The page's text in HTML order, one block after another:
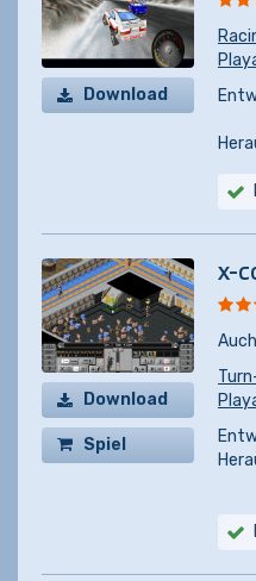
Download
Download
Spiel
X-